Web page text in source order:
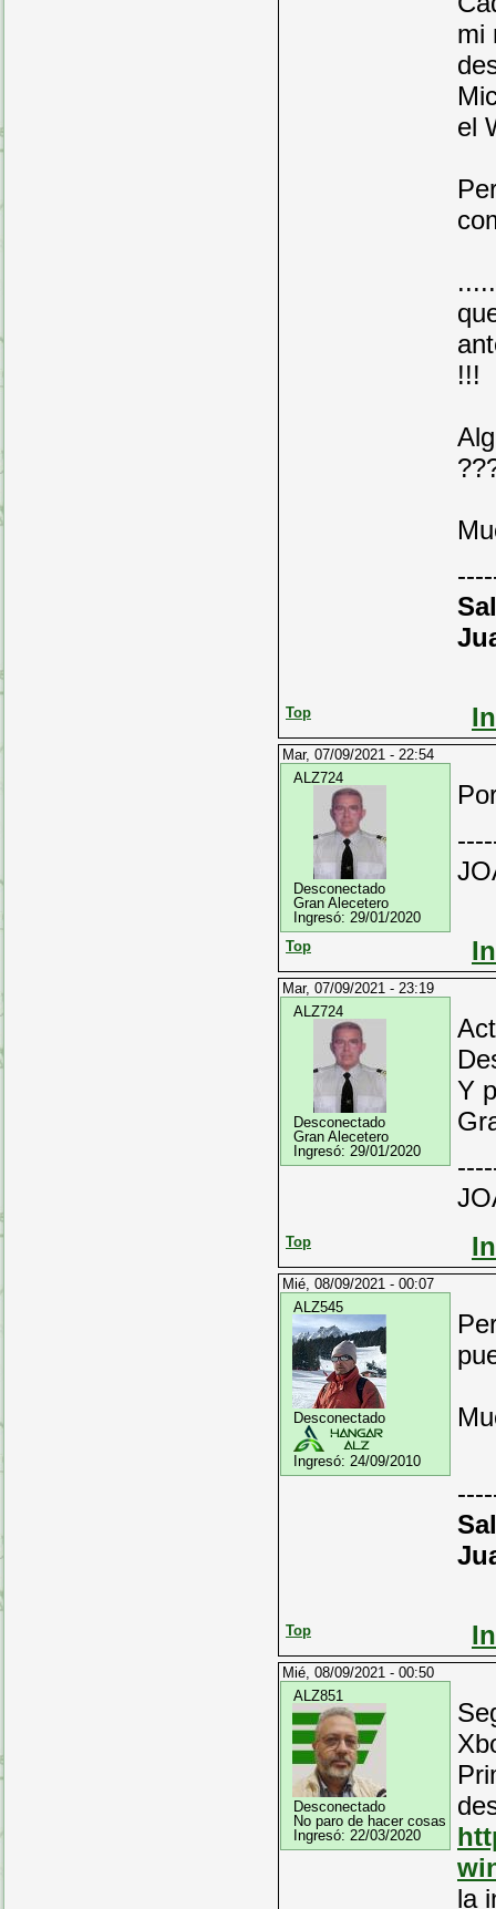
mi
el
!!!
Top
Mar, 07/09/2021 - 22:54
ALZ724
Desconectado
Gran Alecetero
Ingresó: 29/01/2020
Top
Mar, 07/09/2021 - 23:19
ALZ724
Desconectado
Gran Alecetero
Ingresó: 29/01/2020
Y
Top
Mié, 08/09/2021 - 00:07
ALZ545
Desconectado
Ingresó: 24/09/2010
Top
Mié, 08/09/2021 - 00:50
ALZ851
Desconectado
No paro de hacer cosas
Ingresó: 22/03/2020
la